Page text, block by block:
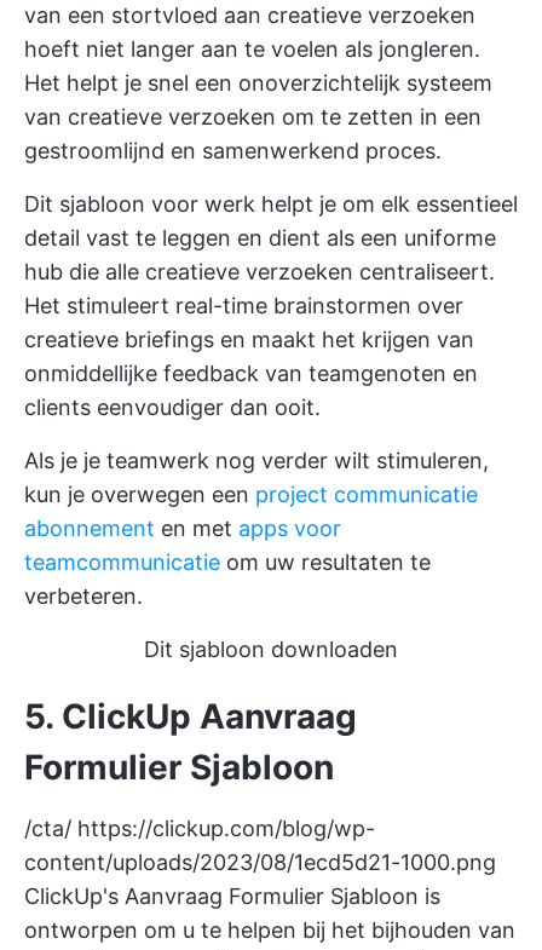
van een stortvloed aan creatieve verzoeken
hoeft niet langer aan te voelen als jongleren.
Het helpt je snel een onoverzichtelijk systeem
van creatieve verzoeken om te zetten in een
gestroomlijnd en samenwerkend proces.
Dit sjabloon voor werk helpt je om elk essentieel
detail vast te leggen en dient als een uniforme
hub die alle creatieve verzoeken centraliseert.
Het stimuleert real-time brainstormen over
creatieve briefings en maakt het krijgen van
onmiddellijke feedback van teamgenoten en
clients eenvoudiger dan ooit.
Als je je teamwerk nog verder wilt stimuleren,
kun je overwegen een project communicatie
abonnement en met apps voor
teamcommunicatie om uw resultaten te
verbeteren.
Dit sjabloon downloaden
5. ClickUp Aanvraag
Formulier Sjabloon
/cta/ https://clickup.com/blog/wp-
content/uploads/2023/08/1ecd5d21-1000.png
ClickUp's Aanvraag Formulier Sjabloon is
ontworpen om u te helpen bij het bijhouden van